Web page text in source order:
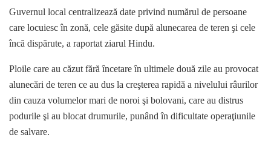
Guvernul local centralizează date privind numărul de persoane
care locuiesc în zonă, cele găsite după alunecarea de teren şi cele
încă dispărute, a raportat ziarul Hindu.
Ploile care au căzut fără încetare în ultimele două zile au provocat
alunecări de teren ce au dus la creşterea rapidă a nivelului râurilor
din cauza volumelor mari de noroi şi bolovani, care au distrus
podurile şi au blocat drumurile, punând în dificultate operaţiunile
de salvare.